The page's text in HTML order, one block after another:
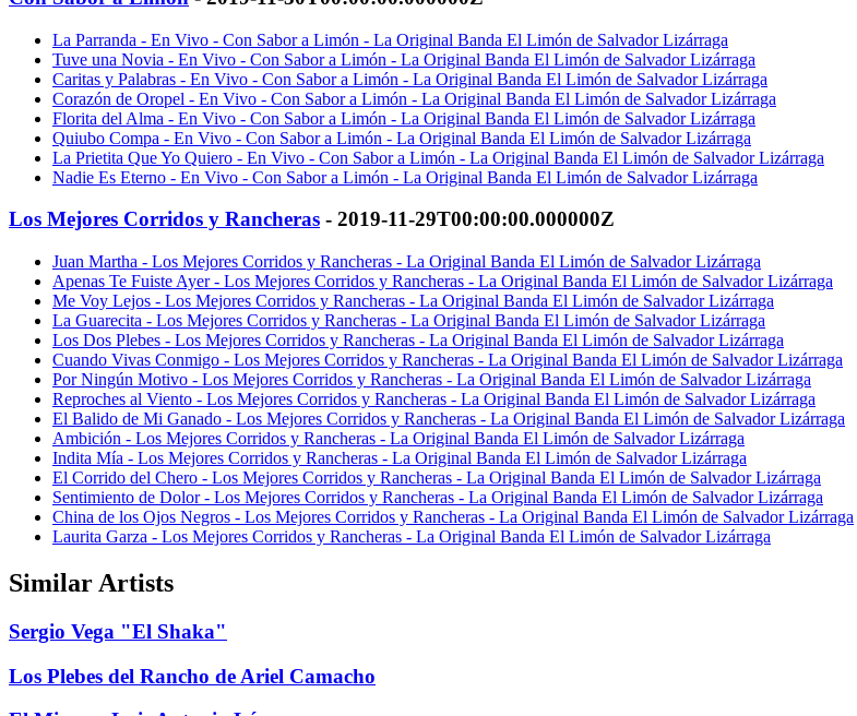
La Parranda - En Vivo - Con Sabor a Limón - La Original Banda El Limón de Salvador Lizárraga
Tuve una Novia - En Vivo - Con Sabor a Limón - La Original Banda El Limón de Salvador Lizárraga
Caritas y Palabras - En Vivo - Con Sabor a Limón - La Original Banda El Limón de Salvador Lizárraga
Corazón de Oropel - En Vivo - Con Sabor a Limón - La Original Banda El Limón de Salvador Lizárraga
Florita del Alma - En Vivo - Con Sabor a Limón - La Original Banda El Limón de Salvador Lizárraga
Quiubo Compa - En Vivo - Con Sabor a Limón - La Original Banda El Limón de Salvador Lizárraga
La Prietita Que Yo Quiero - En Vivo - Con Sabor a Limón - La Original Banda El Limón de Salvador Lizárraga
Nadie Es Eterno - En Vivo - Con Sabor a Limón - La Original Banda El Limón de Salvador Lizárraga
Los Mejores Corridos y Rancheras - 2019-11-29T00:00:00.000000Z
Juan Martha - Los Mejores Corridos y Rancheras - La Original Banda El Limón de Salvador Lizárraga
Apenas Te Fuiste Ayer - Los Mejores Corridos y Rancheras - La Original Banda El Limón de Salvador Lizárraga
Me Voy Lejos - Los Mejores Corridos y Rancheras - La Original Banda El Limón de Salvador Lizárraga
La Guarecita - Los Mejores Corridos y Rancheras - La Original Banda El Limón de Salvador Lizárraga
Los Dos Plebes - Los Mejores Corridos y Rancheras - La Original Banda El Limón de Salvador Lizárraga
Cuando Vivas Conmigo - Los Mejores Corridos y Rancheras - La Original Banda El Limón de Salvador Lizárraga
Por Ningún Motivo - Los Mejores Corridos y Rancheras - La Original Banda El Limón de Salvador Lizárraga
Reproches al Viento - Los Mejores Corridos y Rancheras - La Original Banda El Limón de Salvador Lizárraga
El Balido de Mi Ganado - Los Mejores Corridos y Rancheras - La Original Banda El Limón de Salvador Lizárraga
Ambición - Los Mejores Corridos y Rancheras - La Original Banda El Limón de Salvador Lizárraga
Indita Mía - Los Mejores Corridos y Rancheras - La Original Banda El Limón de Salvador Lizárraga
El Corrido del Chero - Los Mejores Corridos y Rancheras - La Original Banda El Limón de Salvador Lizárraga
Sentimiento de Dolor - Los Mejores Corridos y Rancheras - La Original Banda El Limón de Salvador Lizárraga
China de los Ojos Negros - Los Mejores Corridos y Rancheras - La Original Banda El Limón de Salvador Lizárraga
Laurita Garza - Los Mejores Corridos y Rancheras - La Original Banda El Limón de Salvador Lizárraga
Similar Artists
Sergio Vega "El Shaka"
Los Plebes del Rancho de Ariel Camacho